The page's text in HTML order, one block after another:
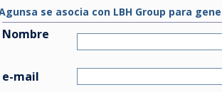
se asocia con LBH Group para
Nombre
e-mail